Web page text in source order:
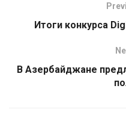
Итоги конкурса
В Азербайджане